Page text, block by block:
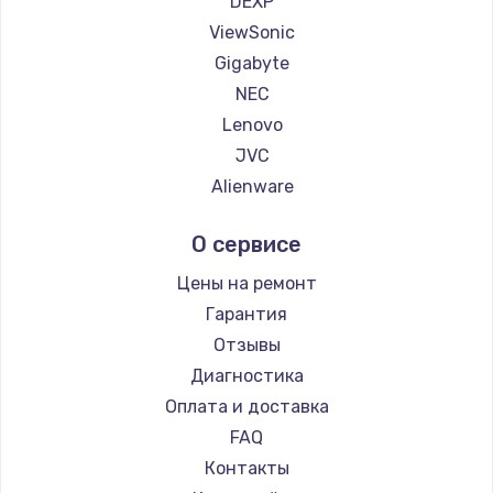
1260 руб.
Установка драйверов
725 руб.
Заказать
Заказать
Ремонт цепей питания
2500 руб.
Заказать
ViewSonic
Gigabyte
NEC
Lenovo
JVC
Alienware
Thunderobot
Hisense
АОС
Ardor
Machenike
iru
Titan Army
iFFALCON
О сервисе
Цены на ремонт
Гарантия
Отзывы
Диагностика
Оплата и доставка
FAQ
Контакты